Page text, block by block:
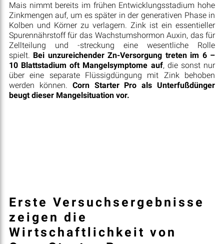
Mais nimmt bereits im frühen Entwicklungsstadium hohe
Zinkmengen auf, um es später in der generativen Phase in
Kolben und Körner zu verlagern. Zink ist ein essentieller
Spurennährstoff für das Wachstumshormon Auxin, das für
Zellteilung und -streckung eine wesentliche Rolle
spielt. Bei unzureichender Zn-Versorgung treten im 6 –
10 Blattstadium oft Mangelsymptome auf, die sonst nur
über eine separate Flüssigdüngung mit Zink behoben
werden können. Corn Starter Pro als Unterfußdünger
beugt dieser Mangelsituation vor.
Erste Versuchsergebnisse
zeigen die
Wirtschaftlichkeit von